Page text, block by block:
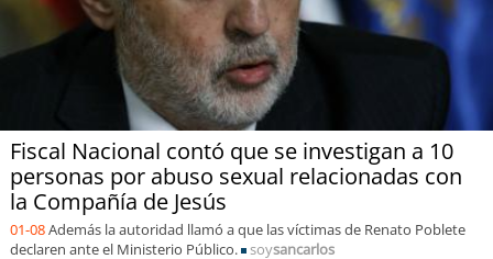
Fiscal Nacional contó que se investigan a 10
personas por abuso sexual relacionadas con
la Compañía de Jesús
01-08Además la autoridad llamó a que las víctimas de Renato Poblete
declaren ante el Ministerio Público.
soysancarlos